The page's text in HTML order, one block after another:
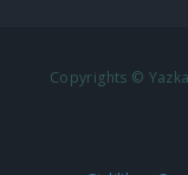
Copyrights ©